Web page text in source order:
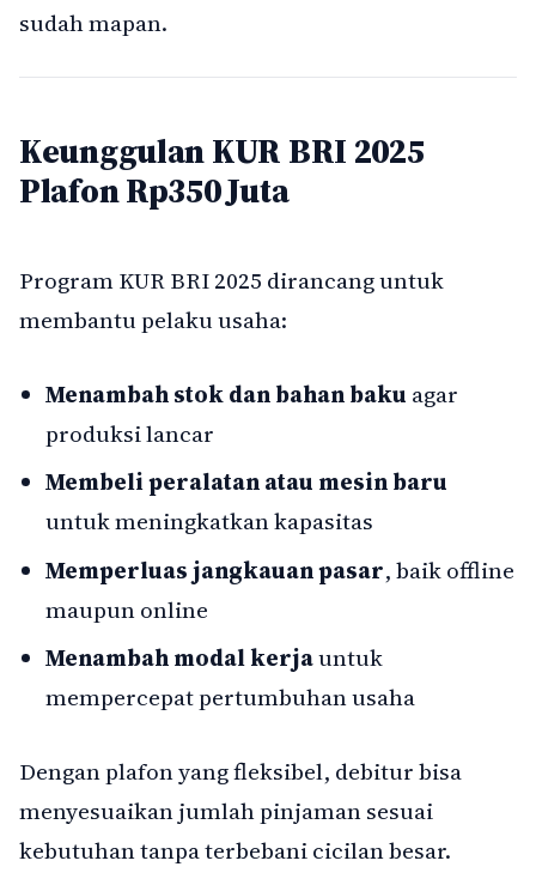
sudah mapan.
Keunggulan KUR BRI 2025
Plafon Rp350 Juta
Program KUR BRI 2025 dirancang untuk
membantu pelaku usaha:
Menambah stok dan bahan baku agar
produksi lancar
Membeli peralatan atau mesin baru
untuk meningkatkan kapasitas
Memperluas jangkauan pasar, baik offline
maupun online
Menambah modal kerjauntuk
mempercepat pertumbuhan usaha
Dengan plafon yang fleksibel, debitur bisa
menyesuaikan jumlah pinjaman sesuai
kebutuhan tanpa terbebani cicilan besar.